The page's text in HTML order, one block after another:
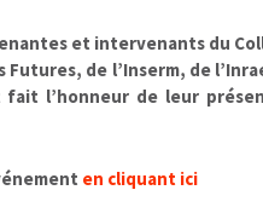
Petite enfance
Pharmacovigilance, produits et
dispositifs de santé, vaccins
Rayonnements
et intervenants du
de l’Inserm, de
l’honneur de leur
en cliquant ici